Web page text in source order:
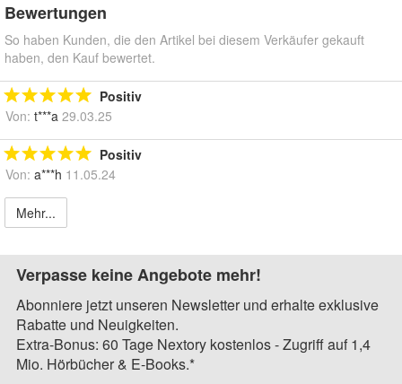
Bewertungen
So haben Kunden, die den Artikel bei diesem Verkäufer gekauft
haben, den Kauf bewertet.
Positiv
Von: t***a 29.03.25
Positiv
Von: a***h 11.05.24
Mehr...
Verpasse keine Angebote mehr!
Abonniere jetzt unseren Newsletter und erhalte exklusive
Rabatte und Neuigkeiten.
Extra-Bonus: 60 Tage Nextory kostenlos - Zugriff auf 1,4
Mio. Hörbücher & E-Books.*